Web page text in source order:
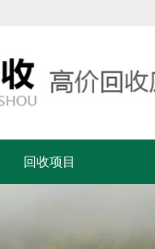
回收项目